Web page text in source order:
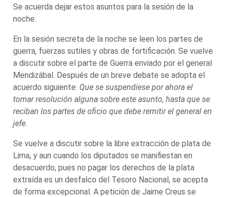
Se acuerda dejar estos asuntos para la sesión de la
noche.
En la sesión secreta de la noche se leen los partes de
guerra, fuerzas sutiles y obras de fortificación. Se vuelve
a discutir sobre el parte de Guerra enviado por el general
Mendizábal. Después de un breve debate se adopta el
acuerdo siguiente: Que se suspendiese por ahora el
tomar resolución alguna sobre este asunto, hasta que se
reciban los partes de oficio que debe remitir el general en
jefe.
Se vuelve a discutir sobre la libre extracción de plata de
Lima, y aun cuando los diputados se manifiestan en
desacuerdo, pues no pagar los derechos de la plata
extraída es un desfalco del Tesoro Nacional, se acepta
de forma excepcional. A petición de Jaime Creus se